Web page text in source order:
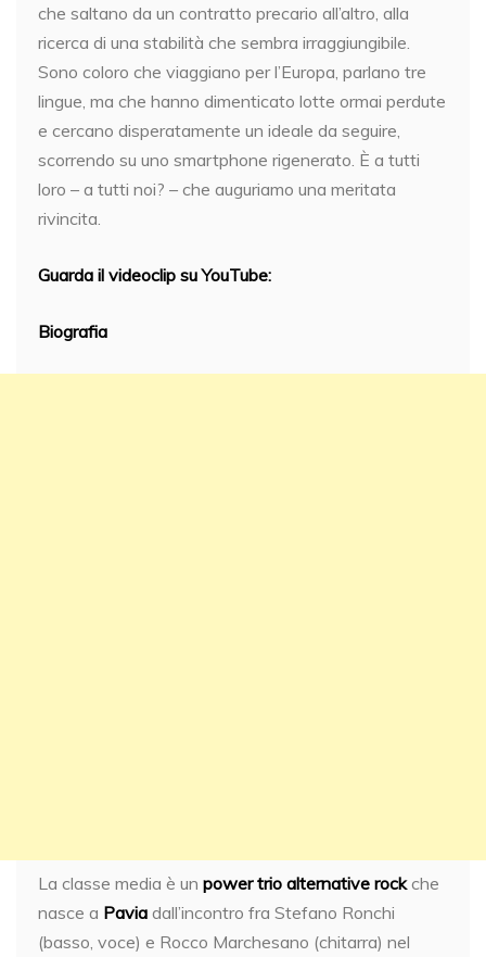
che saltano da un contratto precario all’altro, alla
ricerca di una stabilità che sembra irraggiungibile.
Sono coloro che viaggiano per l’Europa, parlano tre
lingue, ma che hanno dimenticato lotte ormai perdute
e cercano disperatamente un ideale da seguire,
scorrendo su uno smartphone rigenerato. È a tutti
loro – a tutti noi? – che auguriamo una meritata
rivincita.
Guarda il videoclip su YouTube:
Biografia
La classe media è un power trio alternative rockche
nasce a Pavia dall’incontro fra Stefano Ronchi
(basso, voce) e Rocco Marchesano (chitarra) nel